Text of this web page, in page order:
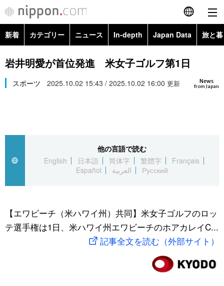
English
简体字
繁體字
العربية
社会
旅と暮らし
新着 カテゴリー ニュース In-depth Japan Data 旅と
政治・外交
経済・ビジネス
社会
文化
科学・技術
暮らし
Topics
Images
お知らせ
岩井明愛が首位発進 米女子ゴルフ第1日
News
from Japan
スポーツ 2025.10.02 15:43 / 2025.10.02 16:00 更新
他の言語で読む
English
日本語 简体字 繁體字
Français
Español
العربية Русский
【エワビーチ（米ハワイ州）共同】米女子ゴルフのロッ
テ選手権は1日、米ハワイ州エワビーチのホアカレイC...
記事全文を読む（外部サイト）